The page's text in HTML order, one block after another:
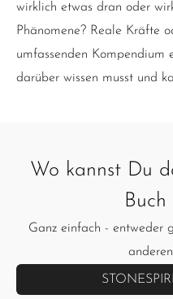
wirklich etwas dran oder
Phänomene? Reale Kräfte
umfassenden Kompendium
darüber wissen musst und
Wo kannst Du
Buch
Ganz einfach - entweder